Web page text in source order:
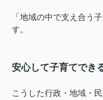
「地域の中で支え合う
す。
安心して子育てでき
こうした行政・地域・